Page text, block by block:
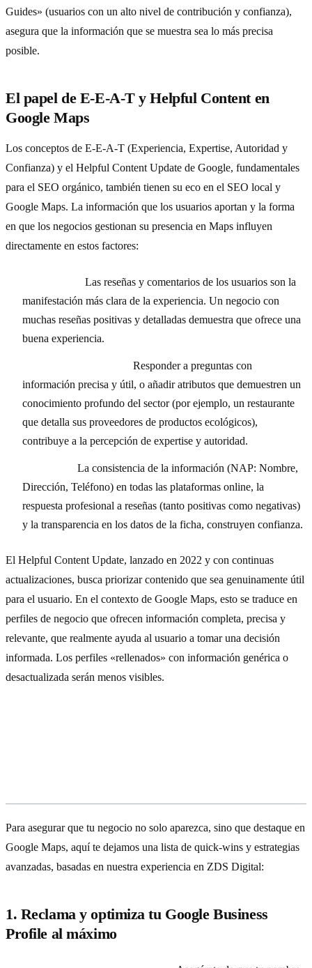
Guides» (usuarios con un alto nivel de contribución y confianza),
asegura que la información que se muestra sea lo más precisa
posible.
El papel de E-E-A-T y Helpful Content en
Google Maps
Los conceptos de E-E-A-T (Experiencia, Expertise, Autoridad y
Confianza) y el Helpful Content Update de Google, fundamentales
para el SEO orgánico, también tienen su eco en el SEO local y
Google Maps. La información que los usuarios aportan y la forma
en que los negocios gestionan su presencia en Maps influyen
directamente en estos factores:
Las reseñas y comentarios de los usuarios son la
manifestación más clara de la experiencia. Un negocio con
muchas reseñas positivas y detalladas demuestra que ofrece una
buena experiencia.
Responder a preguntas con
información precisa y útil, o añadir atributos que demuestren un
conocimiento profundo del sector (por ejemplo, un restaurante
que detalla sus proveedores de productos ecológicos),
contribuye a la percepción de expertise y autoridad.
La consistencia de la información (NAP: Nombre,
Dirección, Teléfono) en todas las plataformas online, la
respuesta profesional a reseñas (tanto positivas como negativas)
y la transparencia en los datos de la ficha, construyen confianza.
El Helpful Content Update, lanzado en 2022 y con continuas
actualizaciones, busca priorizar contenido que sea genuinamente útil
para el usuario. En el contexto de Google Maps, esto se traduce en
perfiles de negocio que ofrecen información completa, precisa y
relevante, que realmente ayuda al usuario a tomar una decisión
informada. Los perfiles «rellenados» con información genérica o
desactualizada serán menos visibles.
Para asegurar que tu negocio no solo aparezca, sino que destaque en
Google Maps, aquí te dejamos una lista de quick-wins y estrategias
avanzadas, basadas en nuestra experiencia en ZDS Digital:
1. Reclama y optimiza tu Google Business
Profile al máximo